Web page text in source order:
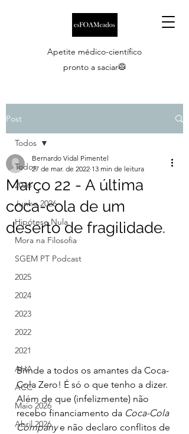
Apetite médico-científico
pronto a saciar🥼
Post
Todos
2026
Junho 2026
Hipótese Nula
Mora na Filosofia
SGEM PT Podcast
2025
2024
2023
2022
2021
AHA
ACC
Maio 2026
Abril 2026
Todos
Março 22 - A última
coca-cola de um
deserto de fragilidade.
Bernardo Vidal Pimentel
27 de mar. de 2022 13 min de leitura
Brinde a todos os amantes da Coca-
Cola Zero! É só o que tenho a dizer.
Além de que (infelizmente) não
recebo financiamento da Coca-Cola
Company e não declaro conflitos de